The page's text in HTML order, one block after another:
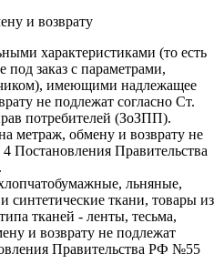
и возврату
характеристиками (то есть
под заказ с параметрами,
имеющими надлежащее
не подлежат согласно Ст.
потребителей (ЗоЗПП).
метраж, обмену и возврату не
Постановления Правительства
льняные,
синтетические ткани, товары из
тканей - ленты, тесьма,
и возврату не подлежат
Правительства РФ №55